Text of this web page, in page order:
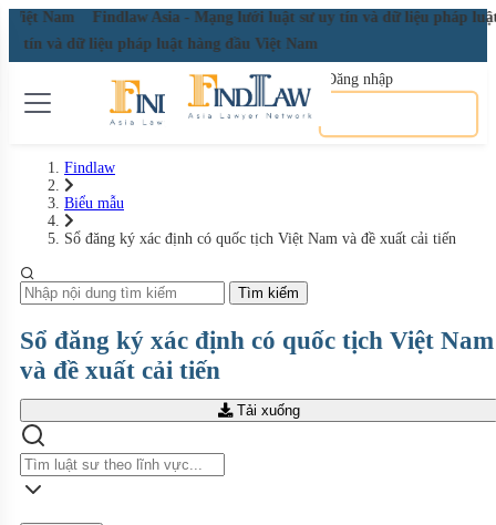
Việt Nam
Findlaw Asia - Mạng lưới luật sư uy tín và dữ liệu pháp
tín và dữ liệu pháp luật hàng đầu Việt Nam
Đăng nhập
Findlaw
Biểu mẫu
Sổ đăng ký xác định có quốc tịch Việt Nam và đề xuất cải tiến
Tìm kiếm
Sổ đăng ký xác định có quốc tịch Việt Nam
và đề xuất cải tiến
Tải xuống